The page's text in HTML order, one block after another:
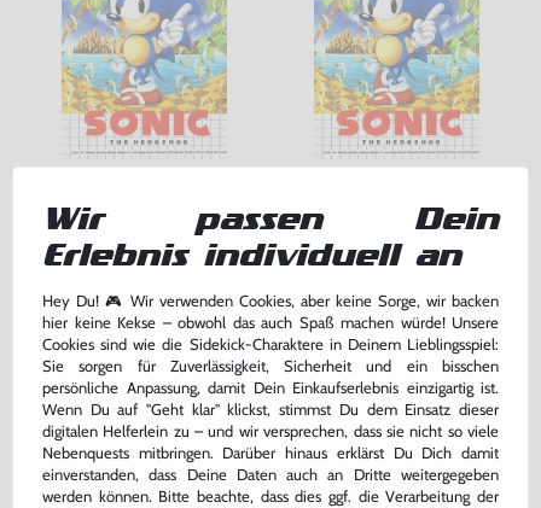
Modul, gebraucht
11,99 €
Warenkorb
mit OVP, gebraucht
24,99 €
Warenkorb
DAS HABEN ANDERE DAZU
GEKAUFT
Wir passen Dein
Erlebnis individuell an
Hey Du! 🎮 Wir verwenden Cookies, aber keine Sorge, wir backen
hier keine Kekse – obwohl das auch Spaß machen würde! Unsere
Cookies sind wie die Sidekick-Charaktere in Deinem Lieblingsspiel:
Sie sorgen für Zuverlässigkeit, Sicherheit und ein bisschen
persönliche Anpassung, damit Dein Einkaufserlebnis einzigartig ist.
Wenn Du auf "Geht klar" klickst, stimmst Du dem Einsatz dieser
digitalen Helferlein zu – und wir versprechen, dass sie nicht so viele
Nebenquests mitbringen. Darüber hinaus erklärst Du Dich damit
einverstanden, dass Deine Daten auch an Dritte weitergegeben
werden können. Bitte beachte, dass dies ggf. die Verarbeitung der